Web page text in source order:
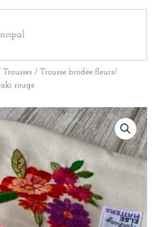
Trousses / Trousse brodée fleurs/
rouge